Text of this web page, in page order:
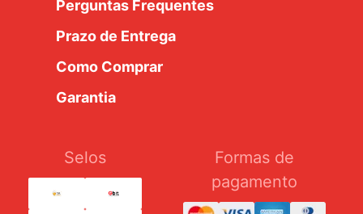
Perguntas Frequentes
Prazo de Entrega
Como Comprar
Garantia
Selos
Formas de
pagamento